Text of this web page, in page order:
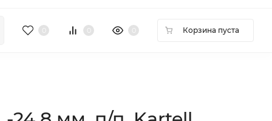
Корзина пуста